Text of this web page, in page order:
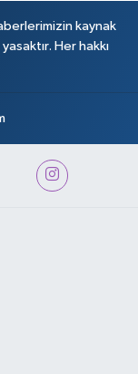
kaynak
Her hakkı